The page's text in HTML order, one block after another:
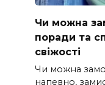
Чи можна
поради та
свіжості
Чи можна
напевно,